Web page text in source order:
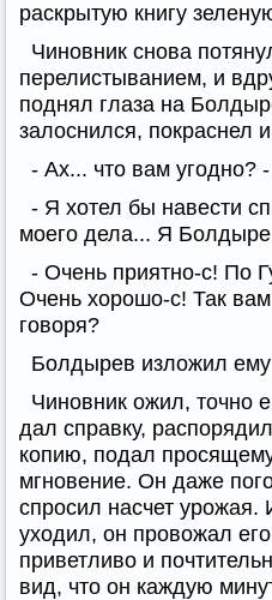
раскрытую книгу
Чиновник снова
перелистыванием, и
поднял глаза на
залоснился, покраснел
- Ах... что вам угодно?
- Я хотел бы навести
моего дела... Я
- Очень приятно-с! По
Очень хорошо-с! Так
говоря?
Болдырев изложил ему
Чиновник ожил, точно
дал справку,
копию, подал
мгновение. Он даже
спросил насчет
уходил, он провожал
приветливо и
вид, что он каждую